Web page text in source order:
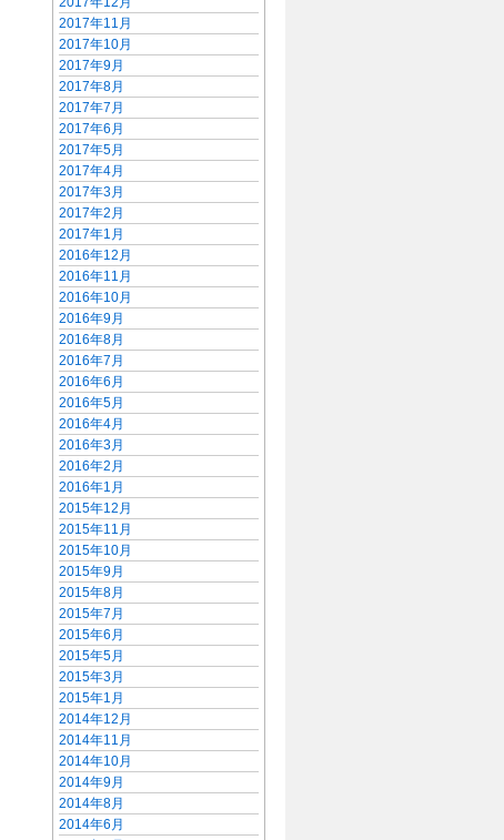
2017年11月
2017年10月
2017年9月
2017年8月
2017年7月
2017年6月
2017年5月
2017年4月
2017年3月
2017年2月
2017年1月
2016年12月
2016年11月
2016年10月
2016年9月
2016年8月
2016年7月
2016年6月
2016年5月
2016年4月
2016年3月
2016年2月
2016年1月
2015年12月
2015年11月
2015年10月
2015年9月
2015年8月
2015年7月
2015年6月
2015年5月
2015年3月
2015年1月
2014年12月
2014年11月
2014年10月
2014年9月
2014年8月
2014年6月